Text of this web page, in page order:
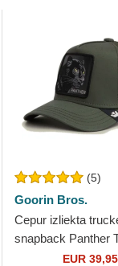
(5)
Goorin Bros.
Cepur izliekta
snapback Panther
no Goorin Bros.
EUR 39,95